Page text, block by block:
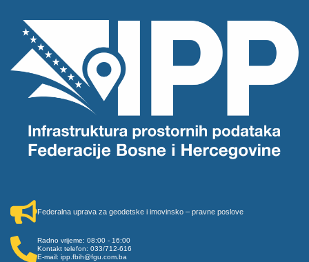
Federalna uprava za geodetske i imovinsko – pravne poslove
Radno vrijeme: 08:00 - 16:00
Kontakt telefon: 033/712-616
E-mail: ipp.fbih@fgu.com.ba